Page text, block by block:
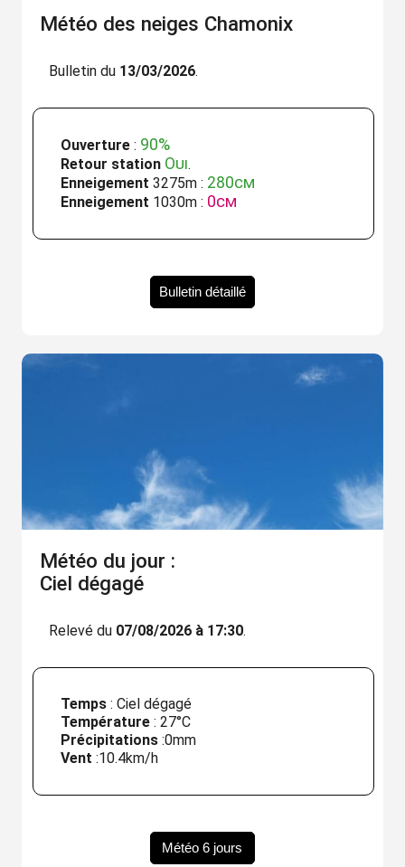
Météo des neiges Chamonix
Bulletin du 13/03/2026.
Ouverture: 90%
Retour station Oui.
Enneigement 3275m : 280cm
Enneigement 1030m : 0cm
Bulletin détaillé
Météo du jour :
Ciel dégagé
Relevé du 07/08/2026 à 17:30.
Temps: Ciel dégagé
Température: 27°C
Précipitations:0mm
Vent :10.4km/h
Météo 6 jours